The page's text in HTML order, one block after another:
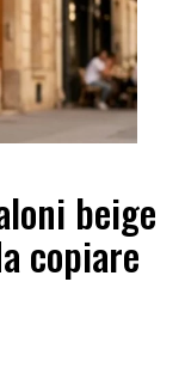
beige
copiare